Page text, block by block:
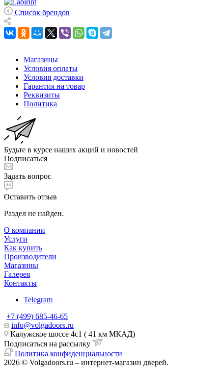
Список брендов
Магазины
Условия оплаты
Условия доставки
Гарантия на товар
Реквизиты
Политика
Будьте в курсе наших акций и новостей
Подписаться
Задать вопрос
Оставить отзыв
Раздел не найден.
О компании
Услуги
Как купить
Производители
Магазины
Галерея
Контакты
Telegram
+7 (499) 685-46-65
info@volgadoors.ru
Калужское шоссе 4с1 ( 41 км МКАД)
Подписаться на рассылку
Политика конфиденциальности
2026 © Volgadoors.ru – интернет-магазин дверей.